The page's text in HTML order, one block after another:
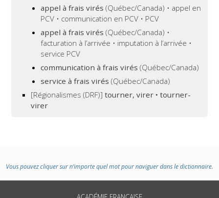
appel à frais virés (Québec/Canada) • appel en
PCV • communication en PCV • PCV
appel à frais virés (Québec/Canada) •
facturation à l’arrivée • imputation à l’arrivée •
service PCV
communication à frais virés (Québec/Canada)
service à frais virés (Québec/Canada)
[Régionalismes (DRF)] tourner, virer • tourner-
virer
Vous pouvez cliquer sur n’importe quel mot pour naviguer dans le dictionnaire.